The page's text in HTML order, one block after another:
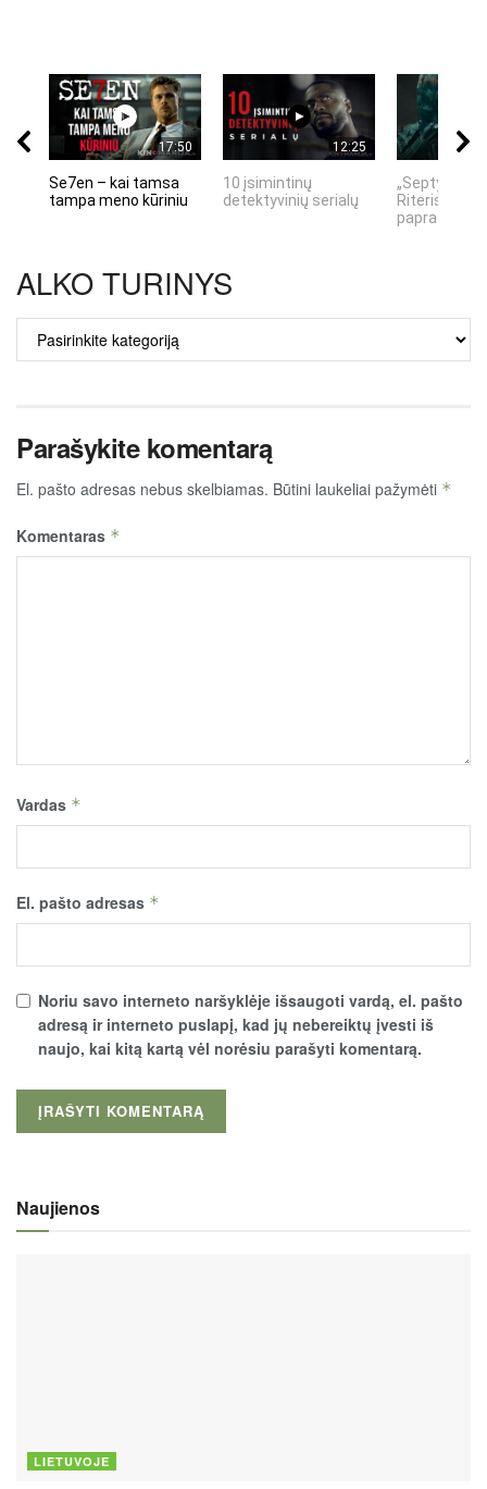
17:50
Se7en – kai tamsa
tampa meno kūriniu
12:25
10 įsimintinų
detektyvinių serialų
„Septynių
Riteris" – kai
ALKO TURINYS
TURINYS
Parašykite komentarą
El. pašto adresas nebus skelbiamas. Būtini laukeliai pažymėti *
Komentaras *
Vardas *
El. pašto adresas *
Noriu savo interneto naršyklėje išsaugoti vardą, el. pašto
adresą ir interneto puslapį, kad jų nebereiktų įvesti iš
naujo, kai kitą kartą vėl norėsiu parašyti komentarą.
Naujienos
LIETUVOJE